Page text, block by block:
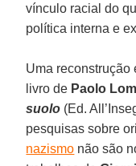
vínculo racial do
política interna e
Uma reconstrução
livro de Paolo
suolo (Ed.
pesquisas sobre
nazismo não são